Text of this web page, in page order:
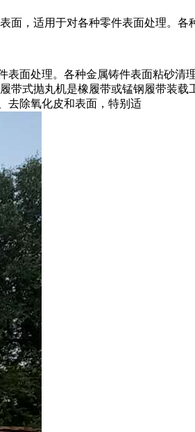
面，适用于对各种零件表面处理。
面处理。各种金属铸件表面粘砂清
式抛丸机是橡履带或锰钢履带装
清砂、除锈、去除氧化皮和表